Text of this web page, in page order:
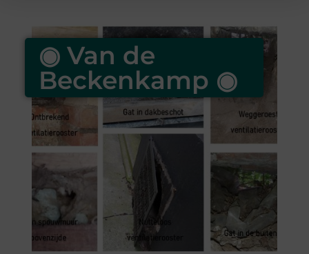
◉ Van de
Beckenkamp ◉